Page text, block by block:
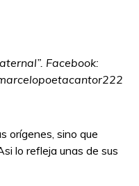
Facebook:
orígenes, sino que
lo refleja unas de sus